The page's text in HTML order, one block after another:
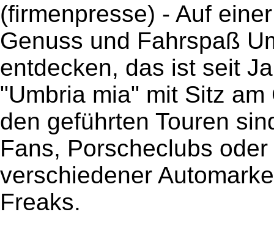
(firmenpresse) - Auf
Genuss und Fahrspaß
entdecken, das ist seit
"Umbria mia" mit Sitz
den geführten Touren
Fans, Porscheclubs
verschiedener
Freaks.